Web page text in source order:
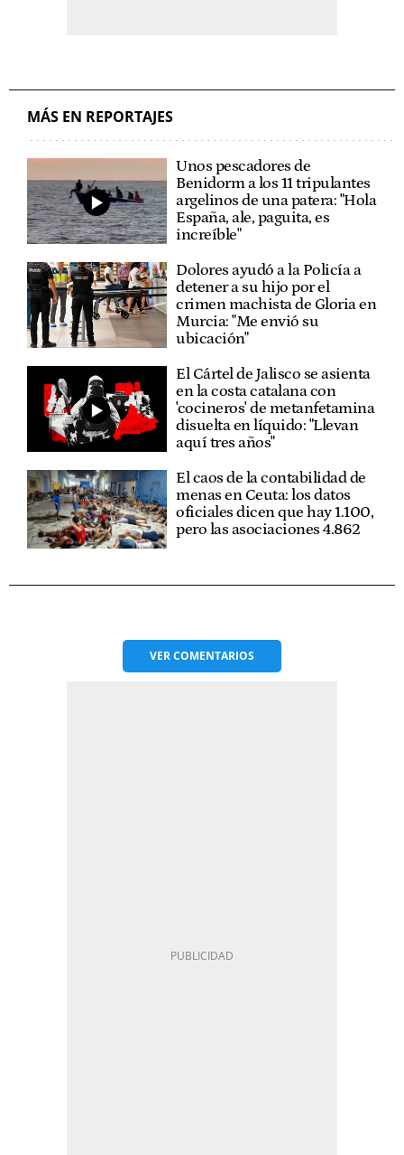
MÁS EN REPORTAJES
Unos pescadores de
Benidorm a los 11 tripulantes
argelinos de una patera: "Hola
España, ale, paguita, es
increíble"
Dolores ayudó a la Policía a
detener a su hijo por el
crimen machista de Gloria en
Murcia: "Me envió su
ubicación"
El Cártel de Jalisco se asienta
en la costa catalana con
'cocineros' de metanfetamina
disuelta en líquido: "Llevan
aquí tres años"
El caos de la contabilidad de
menas en Ceuta: los datos
oficiales dicen que hay 1.100,
pero las asociaciones 4.862
VERCOMENTARIOS